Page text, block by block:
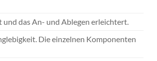
und das An- und Ablegen erleichtert.
Die einzelnen Komponenten